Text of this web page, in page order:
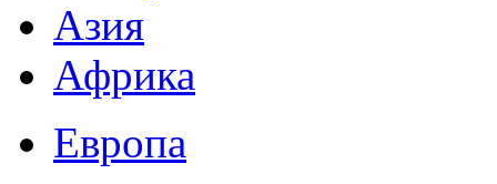
Азия
Африка
Европа